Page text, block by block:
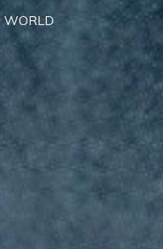
WORLD